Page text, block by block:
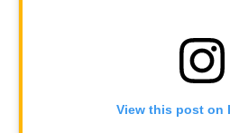
View this post on